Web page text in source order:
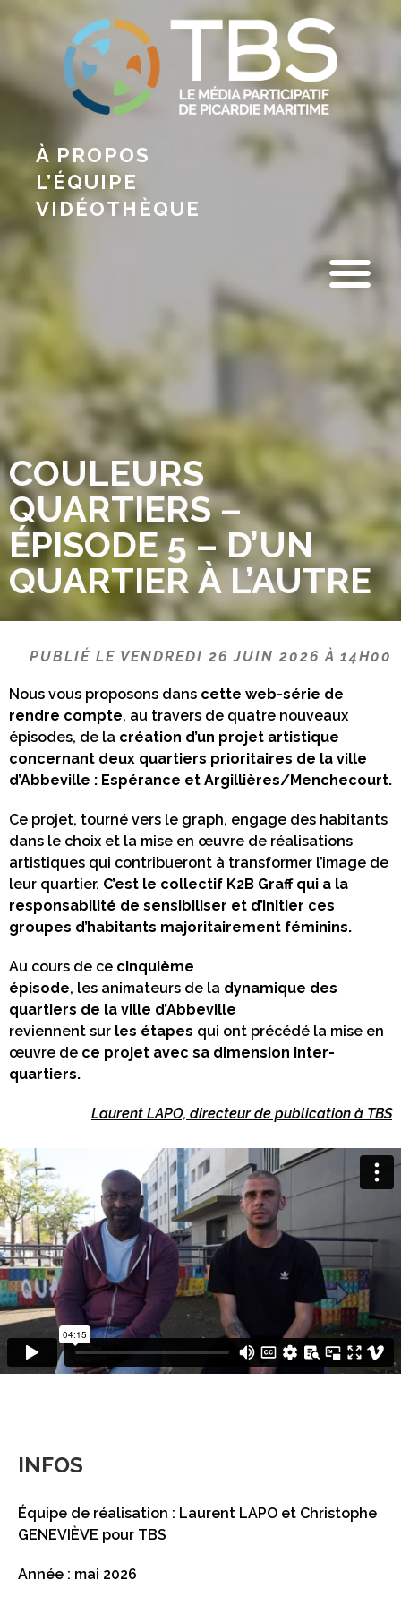
À PROPOS
L’ÉQUIPE
VIDÉOTHÈQUE
COULEURS
QUARTIERS –
ÉPISODE 5 – D’UN
QUARTIER À L’AUTRE
PUBLIÉ LE VENDREDI 26 JUIN 2026 À 14H00
Nous vous proposons dans cette web-série de
rendre compte, au travers de quatre nouveaux
épisodes, de la création d’un projet artistique
concernant deux quartiers prioritaires de la ville
d’Abbeville : Espérance et Argillières/Menchecourt.
Ce projet, tourné vers le graph, engage des habitants
dans le choix et la mise en œuvre de réalisations
artistiques qui contribueront à transformer l’image de
leur quartier. C’est le collectif K2B Graff qui a la
responsabilité de sensibiliser et d’initier ces
groupes d’habitants majoritairement féminins.
Au cours de ce cinquième
épisode, les animateurs de la dynamique des
quartiers de la ville d’Abbeville
reviennent sur les étapes qui ont précédé la mise en
œuvre de ce projet avec sa dimension inter-
quartiers.
Laurent LAPO, directeur de publication à TBS
INFOS
Équipe de réalisation : Laurent LAPO et Christophe
GENEVIÈVE pour TBS
Année : mai 2026